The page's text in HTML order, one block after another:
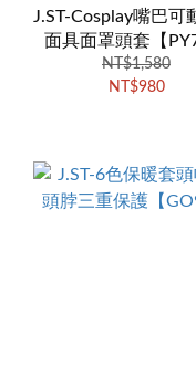
J.ST-Cosplay嘴巴可
面具面罩頭套【
NT$1,580
NT$980